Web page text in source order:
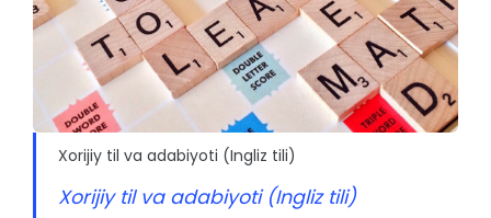
Xorijiy til va adabiyoti (Ingliz tili)
Xorijiy til va adabiyoti (Ingliz tili)